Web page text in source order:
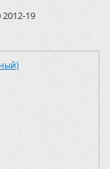
2012-19